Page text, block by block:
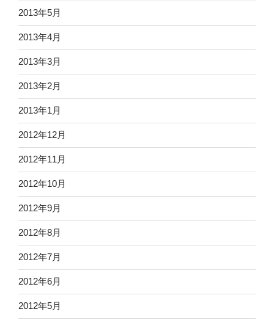
2013年5月
2013年4月
2013年3月
2013年2月
2013年1月
2012年12月
2012年11月
2012年10月
2012年9月
2012年8月
2012年7月
2012年6月
2012年5月